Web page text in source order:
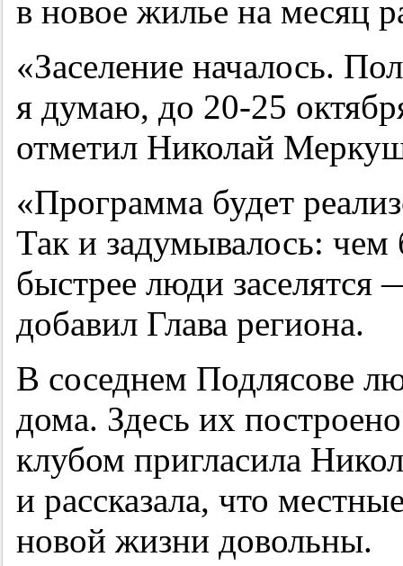
в новое жилье на месяц
«Заселение началось.
я думаю, до 20-25
отметил Николай
«Программа будет
Так и задумывалось:
быстрее люди
добавил Глава региона.
В соседнем Подлясове
дома. Здесь их
клубом пригласила
и рассказала, что
новой жизни довольны.